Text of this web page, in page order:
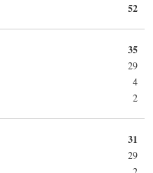
52
35
29
4
2
31
29